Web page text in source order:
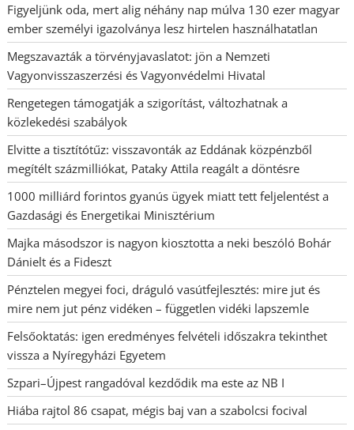
Figyeljünk oda, mert alig néhány nap múlva 130 ezer magyar
ember személyi igazolványa lesz hirtelen használhatatlan
Megszavazták a törvényjavaslatot: jön a Nemzeti
Vagyonvisszaszerzési és Vagyonvédelmi Hivatal
Rengetegen támogatják a szigorítást, változhatnak a
közlekedési szabályok
Elvitte a tisztítótűz: visszavonták az Eddának közpénzből
megítélt százmilliókat, Pataky Attila reagált a döntésre
1000 milliárd forintos gyanús ügyek miatt tett feljelentést a
Gazdasági és Energetikai Minisztérium
Majka másodszor is nagyon kiosztotta a neki beszóló Bohár
Dánielt és a Fideszt
Pénztelen megyei foci, dráguló vasútfejlesztés: mire jut és
mire nem jut pénz vidéken – független vidéki lapszemle
Felsőoktatás: igen eredményes felvételi időszakra tekinthet
vissza a Nyíregyházi Egyetem
Szpari–Újpest rangadóval kezdődik ma este az NB I
Hiába rajtol 86 csapat, mégis baj van a szabolcsi focival